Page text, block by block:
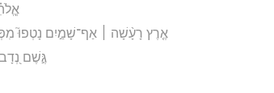
אֶ֤רֶץ רָעָ֨שָׁה ׀ אַף־שָׁמַ֣יִם נָטְפוּ֮
גֶּ֣שֶׁם